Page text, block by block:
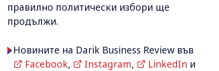
правилно политически избори ще
продължи.
Новините на Darik Business Review във
Facebook, Instagram, LinkedIn и